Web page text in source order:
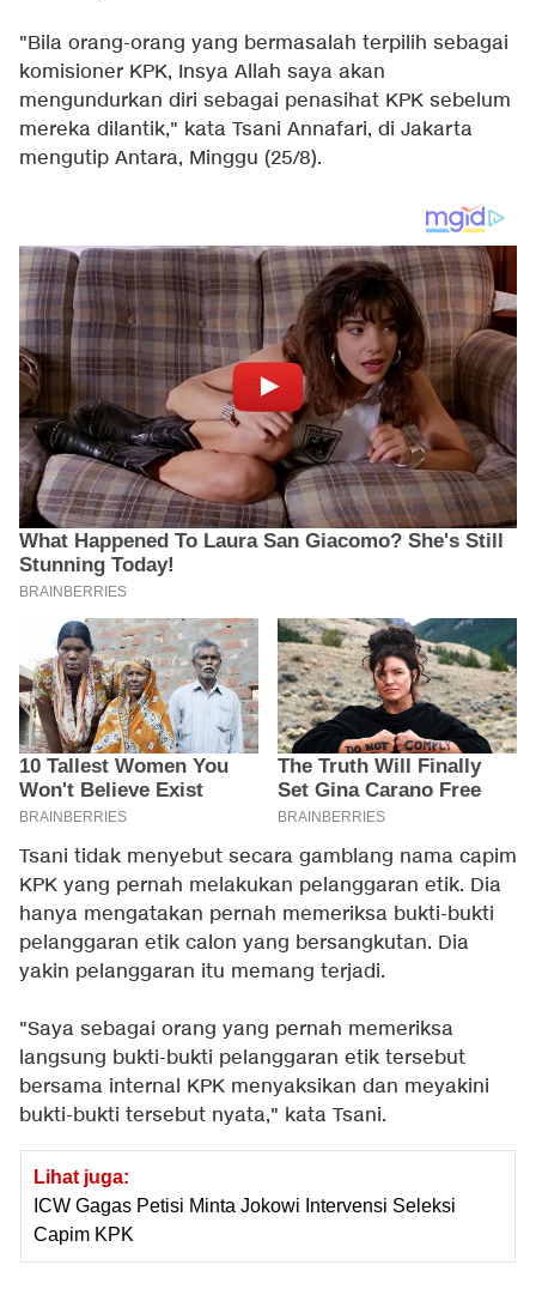
"Bila orang-orang yang bermasalah terpilih sebagai
komisioner KPK, Insya Allah saya akan
mengundurkan diri sebagai penasihat KPK sebelum
mereka dilantik," kata Tsani Annafari, di Jakarta
mengutip Antara, Minggu (25/8).
Tsani tidak menyebut secara gamblang nama capim
KPK yang pernah melakukan pelanggaran etik. Dia
hanya mengatakan pernah memeriksa bukti-bukti
pelanggaran etik calon yang bersangkutan. Dia
yakin pelanggaran itu memang terjadi.
"Saya sebagai orang yang pernah memeriksa
langsung bukti-bukti pelanggaran etik tersebut
bersama internal KPK menyaksikan dan meyakini
bukti-bukti tersebut nyata," kata Tsani.
Lihat juga:
ICW Gagas Petisi Minta Jokowi Intervensi Seleksi
Capim KPK